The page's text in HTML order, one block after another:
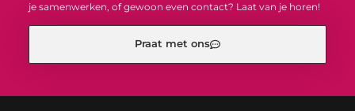
je samenwerken, of gewoon even contact? Laat van je horen!
Praat met ons